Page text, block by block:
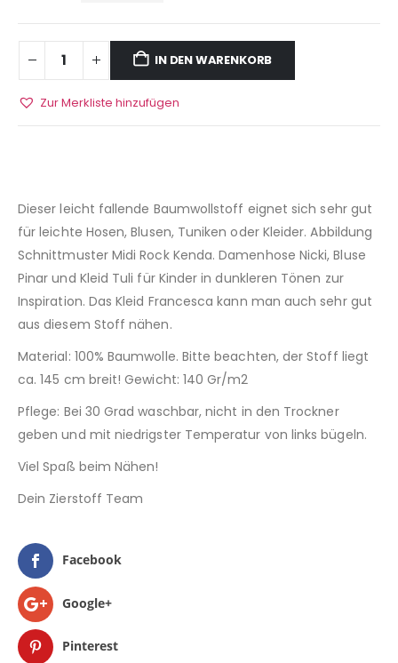
IN DEN WARENKORB
Zur Merkliste hinzufügen
Dieser leicht fallende Baumwollstoff eignet sich sehr gut
für leichte Hosen, Blusen, Tuniken oder Kleider. Abbildung
Schnittmuster Midi Rock Kenda. Damenhose Nicki, Bluse
Pinar und Kleid Tuli für Kinder in dunkleren Tönen zur
Inspiration. Das Kleid Francesca kann man auch sehr gut
aus diesem Stoff nähen.
Material: 100% Baumwolle. Bitte beachten, der Stoff liegt
ca. 145 cm breit! Gewicht: 140 Gr/m2
Pflege: Bei 30 Grad waschbar, nicht in den Trockner
geben und mit niedrigster Temperatur von links bügeln.
Viel Spaß beim Nähen!
Dein Zierstoff Team
Facebook
Google+
Pinterest